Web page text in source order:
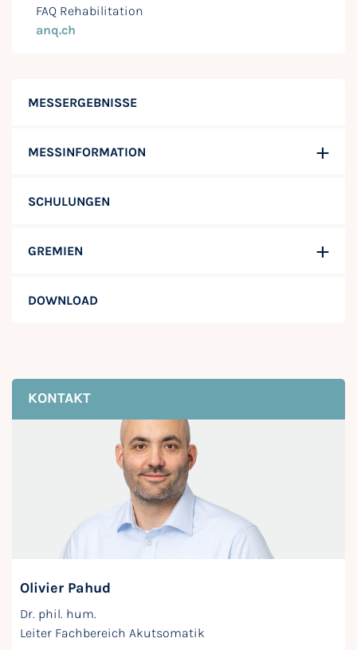
MESSERGEBNISSE
MESSINFORMATION
SCHULUNGEN
GREMIEN
DOWNLOAD
KONTAKT
Olivier Pahud
Dr. phil. hum.
Leiter Fachbereich Akutsomatik
FAQ Rehabilitation
anq.ch